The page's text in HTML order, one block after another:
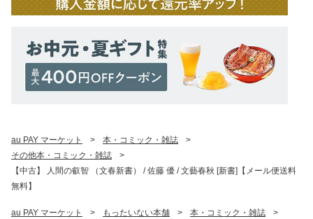
au PAY マーケット > 本・コミック・雑誌
>
その他本・コミック・雑誌
>
【中古】 人間の叡智 （文春新書） / 佐藤 優 / 文藝春秋 [新書]【メール便送料
無料】
au PAY マーケット > もったいない本舗 > 本・コミック・雑誌
>